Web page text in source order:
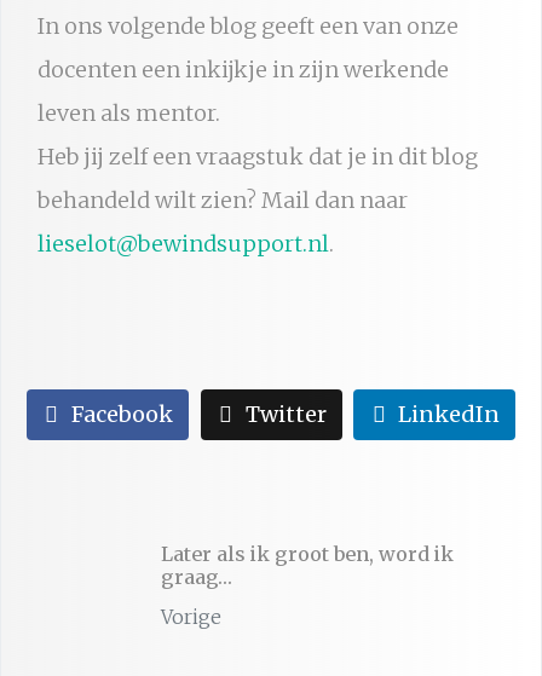
In ons volgende blog geeft een van onze
docenten een inkijkje in zijn werkende
leven als mentor.
Heb jij zelf een vraagstuk dat je in dit blog
behandeld wilt zien? Mail dan naar
lieselot@bewindsupport.nl.
Facebook Twitter LinkedIn
Later als ik groot ben, word ik
graag…
Vorige